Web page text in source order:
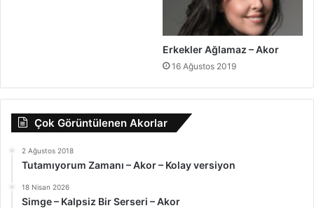
Erkekler Ağlamaz – Akor
16 Ağustos 2019
Çok Görüntülenen Akorlar
2 Ağustos 2018
Tutamıyorum Zamanı – Akor – Kolay versiyon
18 Nisan 2026
Simge – Kalpsiz Bir Serseri – Akor